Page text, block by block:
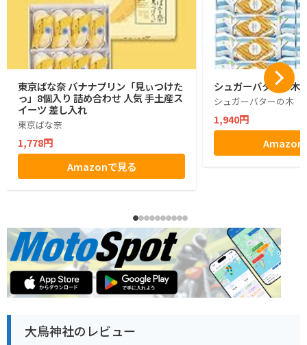
東京ばな奈 バナナプリン「見ぃつけた
っ」8個入り 詰め合わせ 人気 手土産ス
イーツ 差し入れ
東京ばな奈
1,778円
Amazonで見る
シュガーバターの木
シュガーバターの木
1,940円
Amazon
大鳥神社のレビュー